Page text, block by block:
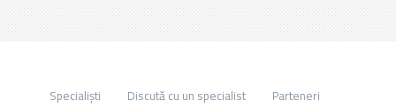
Specialiști Discută cu un specialist
Parteneri